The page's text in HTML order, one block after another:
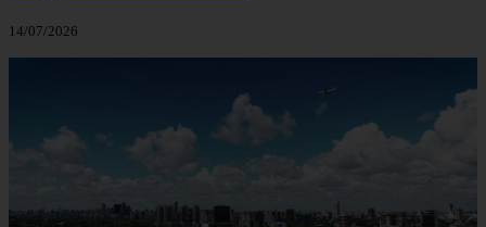
14/07/2026